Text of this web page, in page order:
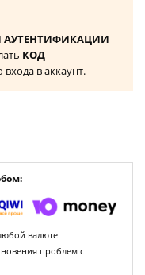
АУТЕНТИФИКАЦИИ
КОД
в аккаунт.
валюте
проблем с